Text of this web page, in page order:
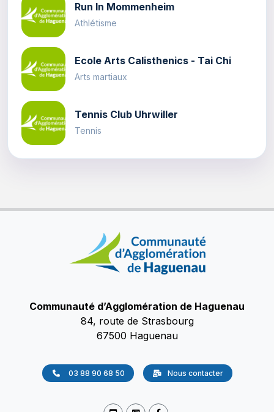
Run In Mommenheim
Athlétisme
Ecole Arts Calisthenics - Tai Chi
Arts martiaux
Tennis Club Uhrwiller
Tennis
Communauté d’Agglomération de Haguenau
84, route de Strasbourg
67500 Haguenau
03 88 90 68 50 Nous contacter